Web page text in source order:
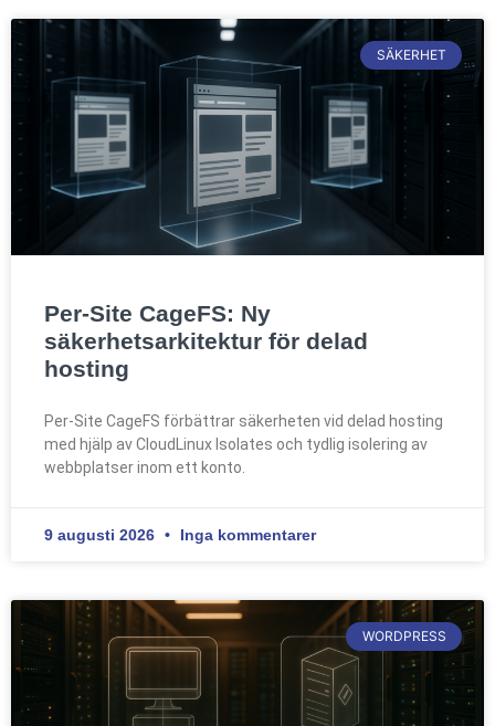
SÄKERHET
Per-Site CageFS: Ny
säkerhetsarkitektur för delad
hosting
Per-Site CageFS förbättrar säkerheten vid delad hosting
med hjälp av CloudLinux Isolates och tydlig isolering av
webbplatser inom ett konto.
9 augusti 2026 Inga kommentarer
WORDPRESS